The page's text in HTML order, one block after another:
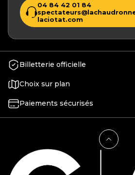
04 84 42 01 84
laciotat.com
Billetterie officielle
Choix sur plan
Paiements sécurisés